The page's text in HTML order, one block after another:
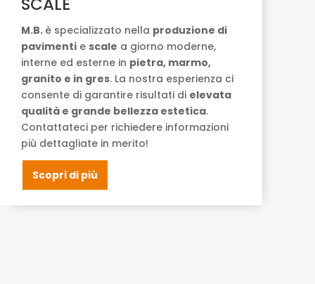
M.B. è specializzato nella produzione di
pavimenti e scale a giorno moderne,
interne ed esterne in pietra, marmo,
granito e in gres. La nostra esperienza ci
consente di garantire risultati di elevata
qualità e grande bellezza estetica.
Contattateci per richiedere informazioni
più dettagliate in merito!
Scopri di più